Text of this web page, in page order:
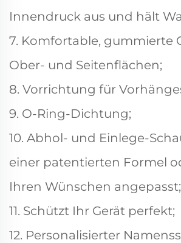
Innendruck aus und hält
7. Komfortable, gummierte
Ober- und Seitenflächen;
8. Vorrichtung für
9. O-Ring-Dichtung;
10. Abhol- und Einlege-
einer patentierten Formel
Ihren Wünschen angepasst;
11. Schützt Ihr Gerät perfekt;
12. Personalisierter